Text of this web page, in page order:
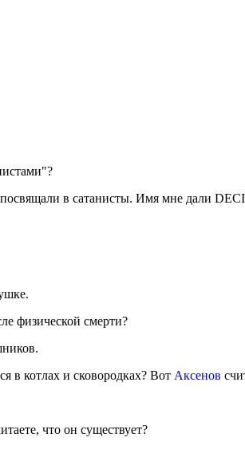
в сатанисты. Имя мне дали
физической смерти?
в котлах и сковородках? Вот Аксенов
что он существует?